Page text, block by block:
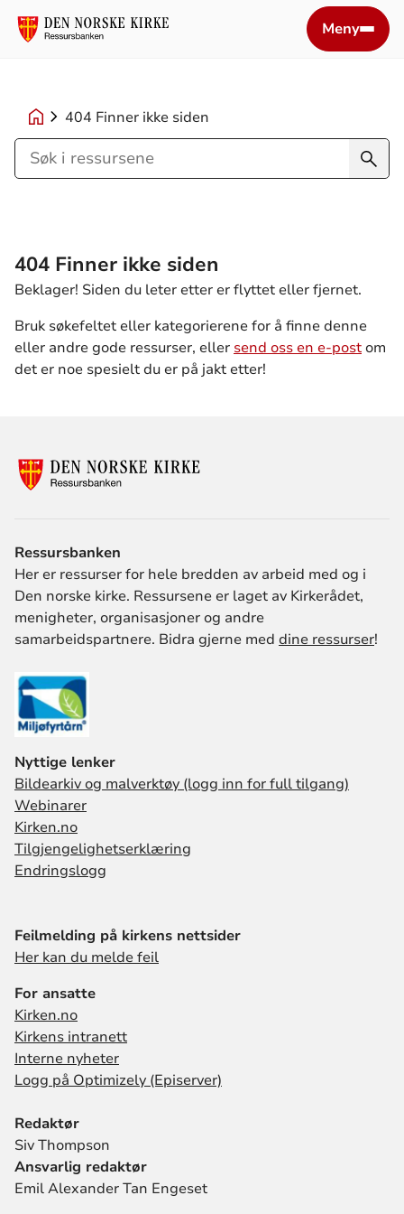
Meny
404 Finner ikke siden
Søk
i
404 Finner ikke siden
Beklager! Siden du leter etter er flyttet eller fjernet.
Bruk søkefeltet eller kategorierene for å finne denne
eller andre gode ressurser, eller send oss en e-postom
det er noe spesielt du er på jakt etter!
Ressursbanken
Her er ressurser for hele bredden av arbeid med og i
Den norske kirke. Ressursene er laget av Kirkerådet,
menigheter, organisasjoner og andre
samarbeidspartnere. Bidra gjerne med dine ressurser!
Nyttige lenker
Bildearkiv og malverktøy (logg inn for full tilgang)
Webinarer
Kirken.no
Tilgjengelighetserklæring
Endringslogg
Feilmelding på kirkens nettsider
Her kan du melde feil
For ansatte
Kirken.no
Kirkens intranett
Interne nyheter
Logg på Optimizely (Episerver)
Redaktør
Siv Thompson
Ansvarlig redaktør
Emil Alexander Tan Engeset